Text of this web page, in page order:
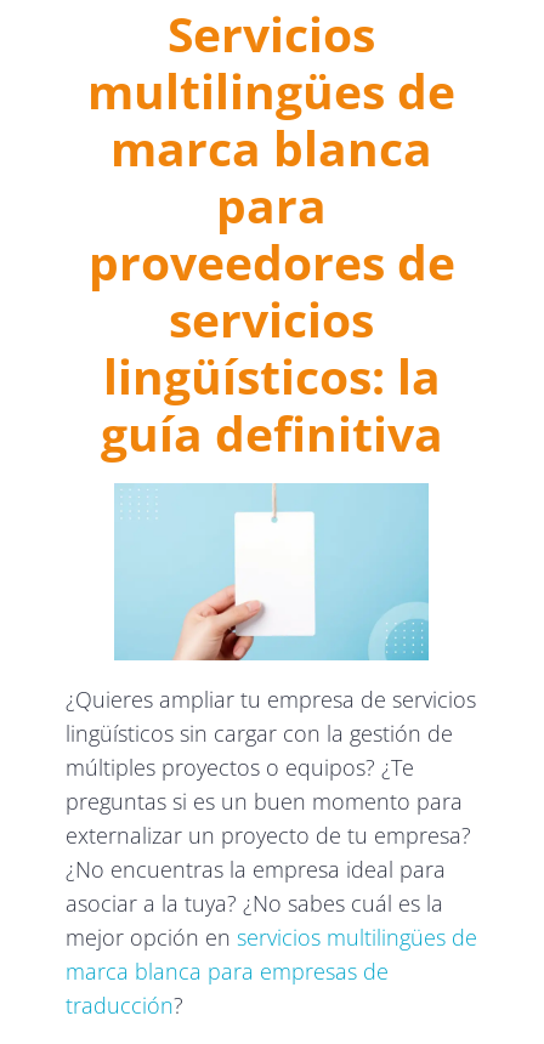
Servicios
multilingües de
marca blanca
para
proveedores de
servicios
lingüísticos: la
guía definitiva
¿Quieres ampliar tu empresa de servicios
lingüísticos sin cargar con la gestión de
múltiples proyectos o equipos? ¿Te
preguntas si es un buen momento para
externalizar un proyecto de tu empresa?
¿No encuentras la empresa ideal para
asociar a la tuya? ¿No sabes cuál es la
mejor opción en servicios multilingües de
marca blanca para empresas de
traducción?